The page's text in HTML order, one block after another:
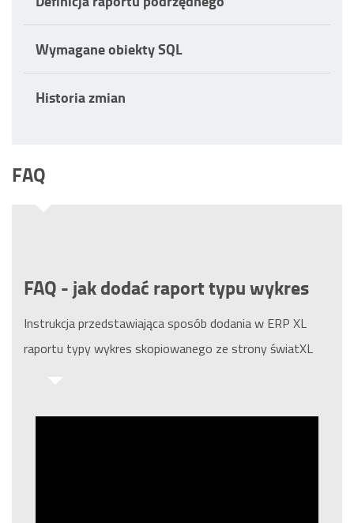
Wymagane obiekty SQL
Historia zmian
FAQ
FAQ - jak dodać raport typu wykres
Instrukcja przedstawiająca sposób dodania w ERP XL
raportu typy wykres skopiowanego ze strony światXL